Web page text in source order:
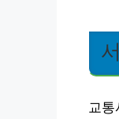
교통